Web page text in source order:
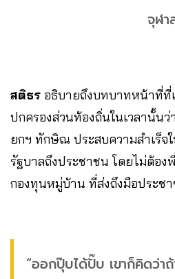
จุฬ
สติธร อธิบายถึงบทบาทหน้าที่ที่
ปกครองส่วนท้องถิ่นในเวลานั้น
ยกฯ ทักษิณ ประสบความสำเร็จ
รัฐบาลถึงประชาชน โดยไม่ต้อง
กองทุนหมู่บ้าน ที่ส่งถึงมือประชา
“ออกปุ๊บได้ปั๊บ เขาก็คิดว่า